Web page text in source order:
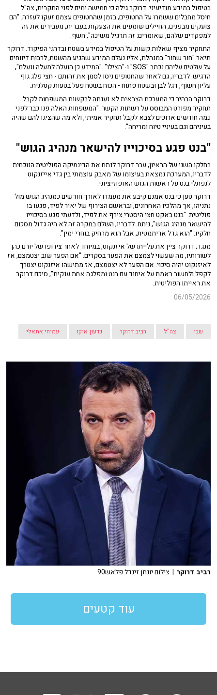
בטיפול במידע מודיעיני. דרוקר גילה כי חמישה ימים לפני התקרית, צה"ל
חיסל מחבלים ששמרו על החטופים, בזמן שהחטופים עצמם זעקו לעזרה. "הם
צועקים מבפנים, החיילים שומעים את הצעקות בעברית, מעבירים את זה
למפקדים שלהם, שאומרים: זה תרגיל משיכה", חשף.
התחקיר מציף שאלות קשות על הטיפול במידע בשטח ובדרגי הפיקוד. דרוקר
תיאר "חור שחור" במנהלת, אליו נעלם המידע שהגיע מהשטח, לרבות דיווחים
על שלטים עליהם נכתב "SOS" ו-"הצילו". "המידע כן הועלה למעלה ונעלם",
הדגיש. לדבריו, גם לאחר שהחטופים ניסו לסמן את זהותם - חצי פלג גוף
עליון חשוף, דגל לבן ובשטח פתוח - הכוח בשטח פעל בטעות קטלנית.
דרוקר הבהיר כי המערכת הצבאית לא נענתה לבקשות המשפחות לקבל
תחקיר מפורט המבוסס על רשתות הקשר: "המשפחות האלה פנו כבר לפני
כמה חודשים ארוכים לצבא לקבל תחקיר אמיתי, ולא מה שהציגו להם שהיה
בעיניהם וגם בעיניי טיוח ומריחה".
"בנט פגע בסיכוייו להישאר מנהיג הגוש"
בחלקו השני של הראיון, עבר דרוקר לנתח את הדינמיקה הפוליטית הנוכחית.
לדבריו, המערכת נמצאת בעיצומו של מאבק עוצמתי בין גדי אייזנקוט
לנפתלי בנט על ראשות הגוש האופוזיציוני.
דרוקר טען כי בנט אמנם קיבע את מעמדו לאורך חודשים כמנהיג הגוש מול
נתניהו, אך מהלכיו האחרונים, ובראשם הצירוף של יאיר לפיד, פגעו בו
פוליטית. "בנט באקט חצי היסטרי צירף את לפיד, ולדעתי פגע בסיכוייו
להישאר מנהיג הגוש", ניתח. לדבריו, השלם במקרה זה לא היה גדול מסכום
חלקיו: "הוא גדל אריתמטית, אבל הוא מרחיק בוחרי ימין".
מנגד, דרוקר ציין את עלייתו של איזנקוט, במיוחד לאחר צירופו של יורם כהן
לשורותיו, מה שעשוי לצמצם את הפער בסקרים. "אם הפער שוב יצטמצם, אז
לאיזנקוט יהיה סיכוי. אם הפער לא יצטמצם, אז מתישהו איזנקוט יצטרך
לקפל ולחשוב באמת על איחוד עם בנט ומפלגה אחת ענקית", סיכם דרוקר
את ראייתו הפוליטית.
06/05/2026
שבי צה"ל רביב דרוקר גדעון אוקו עמיחי אתאלי
רביב דרוקר | צילום יונתן זינדל פלאש90
עוד קטעים